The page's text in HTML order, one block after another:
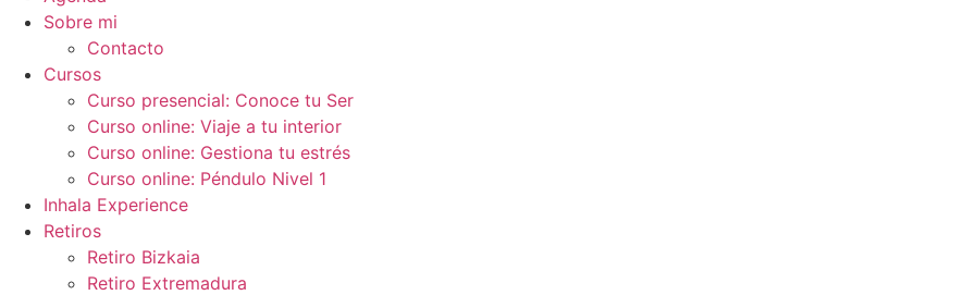
Sobre mi
Contacto
Cursos
Curso presencial: Conoce tu Ser
Curso online: Viaje a tu interior
Curso online: Gestiona tu estrés
Curso online: Péndulo Nivel 1
Inhala Experience
Retiros
Retiro Bizkaia
Retiro Extremadura